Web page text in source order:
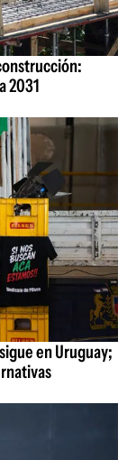
2031
en Uruguay;